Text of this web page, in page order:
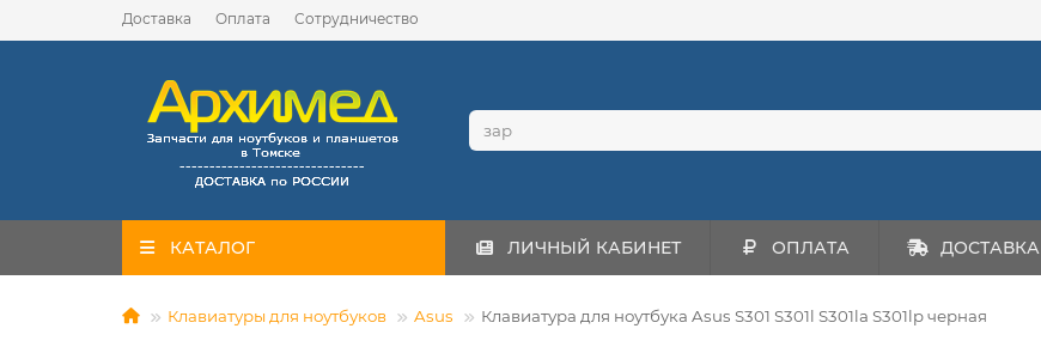
Доставка Оплата Сотрудничество
КАТАЛОГ ЛИЧНЫЙ КАБИНЕТ ОПЛАТА ДОСТАВКА
Клавиатуры для ноутбуков Asus Клавиатура для ноутбука Asus S301 S301l S301la S301lp черная